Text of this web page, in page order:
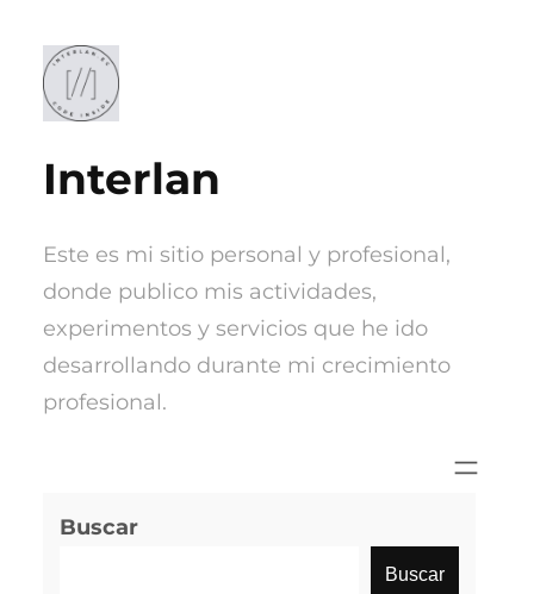
contenido
Interlan
Este es mi sitio personal y profesional,
donde publico mis actividades,
experimentos y servicios que he ido
desarrollando durante mi crecimiento
profesional.
Buscar
Buscar